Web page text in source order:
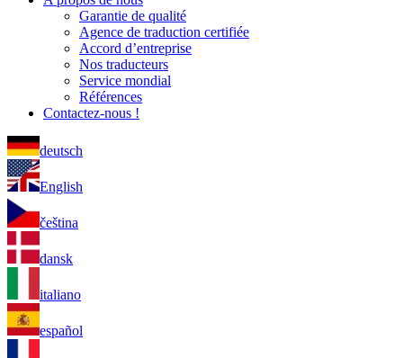
Garantie de qualité
Agence de traduction certifiée
Accord d’entreprise
Nos traducteurs
Service mondial
Références
Contactez-nous !
deutsch
English
čeština
dansk
italiano
español